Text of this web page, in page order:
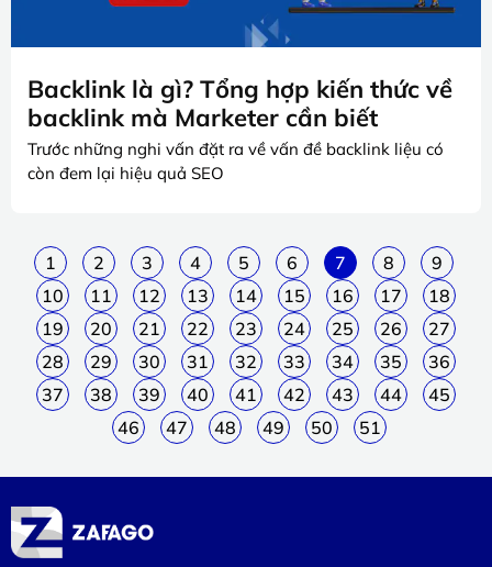
Backlink là gì? Tổng hợp kiến thức về
backlink mà Marketer cần biết
Trước những nghi vấn đặt ra về vấn đề backlink liệu có
còn đem lại hiệu quả SEO
1 2 3 4 5 6 7 8
9
10
11 12 13 14 15 16 17
18
19
20 21 22 23 24 25 26
27
28
29 30 31 32 33 34 35
36
37
38 39 40 41 42 43 44
45
46
47 48 49 50 51